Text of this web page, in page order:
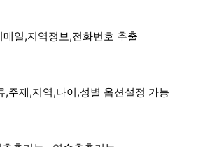
메일,지역정보,전화번호 추출
,주제,지역,나이,성별 옵션설정 가능